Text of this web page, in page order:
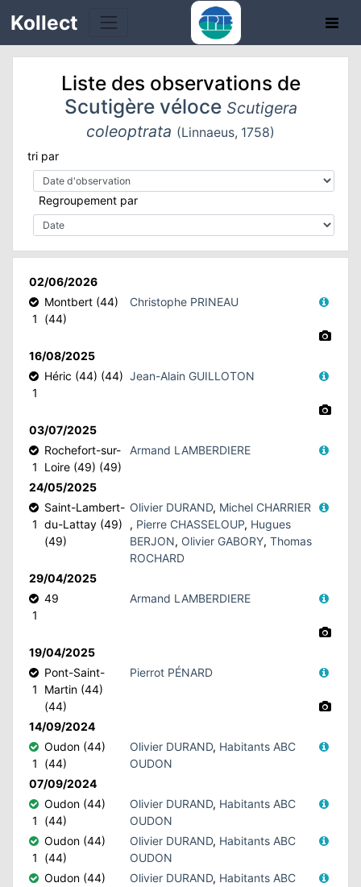
Kollect
Liste des observations de
Scutigère véloceScutigera
coleoptrata (Linnaeus, 1758)
tri par
Regroupement par
02/06/2026
1
Montbert (44)
(44)
Christophe PRINEAU
16/08/2025
1
Héric (44) (44) Jean-Alain GUILLOTON
03/07/2025
1
Rochefort-sur-
Loire (49) (49)
Armand LAMBERDIERE
24/05/2025
1
Saint-Lambert-
du-Lattay (49)
(49)
Olivier DURAND, Michel CHARRIER
, Pierre CHASSELOUP, Hugues
BERJON, Olivier GABORY,Thomas
ROCHARD
29/04/2025
1
49 Armand LAMBERDIERE
19/04/2025
1
Pont-Saint-
Martin (44)
(44)
Pierrot PÉNARD
14/09/2024
1
Oudon (44)
(44)
Olivier DURAND, Habitants ABC
OUDON
07/09/2024
1
Oudon (44)
(44)
Olivier DURAND, Habitants ABC
OUDON
1
Oudon (44)
(44)
Olivier DURAND, Habitants ABC
OUDON
Oudon (44)
Olivier DURAND, Habitants ABC